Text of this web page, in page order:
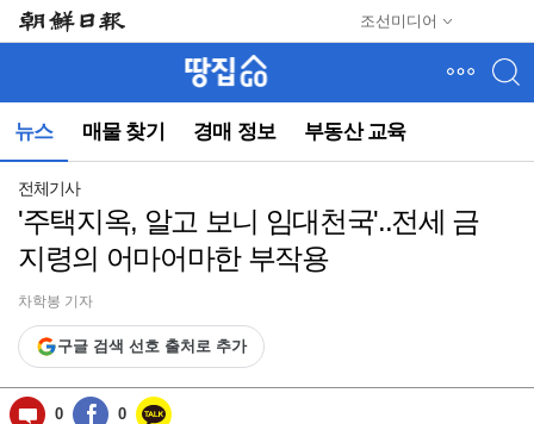
조선미디어
뉴스 매물 찾기 경매 정보 부동산 교육
뉴
(컨
동)
전체기사
'주택지옥, 알고 보니 임대천국'..전세 금
지령의 어마어마한 부작용
차학봉 기자
구글 검색 선호 출처로 추가
0 0